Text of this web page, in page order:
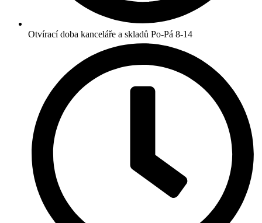
Otvírací doba kanceláře a skladů Po-Pá 8-14